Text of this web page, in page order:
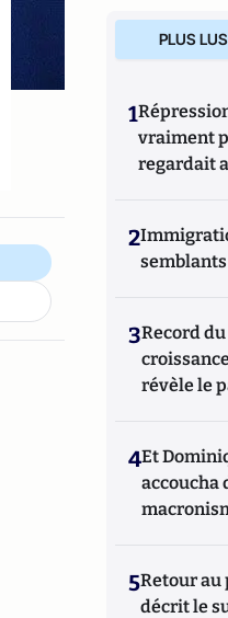
PLUS LUS
1
vraiment
regardait
2
3Record du
révèle le
4Et
accoucha
5Retour au
décrit le